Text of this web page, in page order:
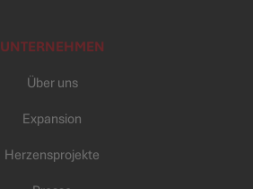
UNTERNEHMEN
Über uns
Expansion
Herzensprojekte